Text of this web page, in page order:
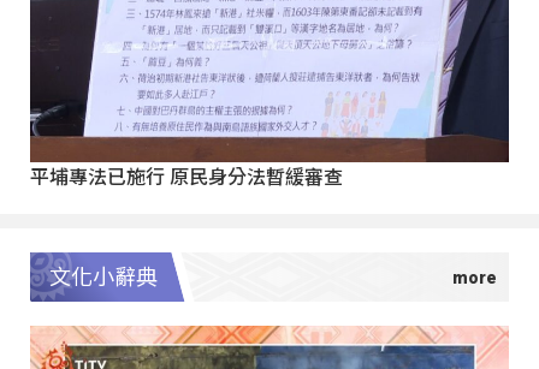
平埔專法已施行 原民身分法暫緩審查
文化小辭典